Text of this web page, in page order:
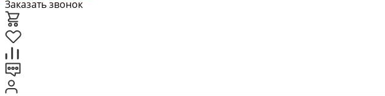
Заказать звонок